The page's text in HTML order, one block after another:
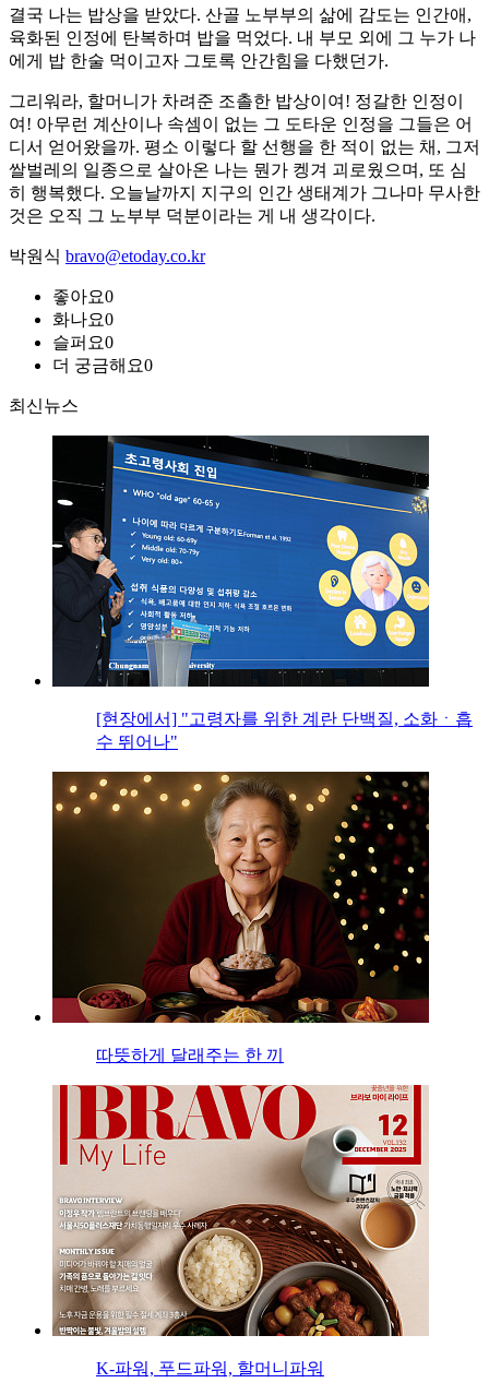
결국 나는 밥상을 받았다. 산골 노부부의 삶에 감도는 인간애,
육화된 인정에 탄복하며 밥을 먹었다. 내 부모 외에 그 누가 나
에게 밥 한술 먹이고자 그토록 안간힘을 다했던가.
그리워라, 할머니가 차려준 조촐한 밥상이여! 정갈한 인정이
여! 아무런 계산이나 속셈이 없는 그 도타운 인정을 그들은 어
디서 얻어왔을까. 평소 이렇다 할 선행을 한 적이 없는 채, 그저
쌀벌레의 일종으로 살아온 나는 뭔가 켕겨 괴로웠으며, 또 심
히 행복했다. 오늘날까지 지구의 인간 생태계가 그나마 무사한
것은 오직 그 노부부 덕분이라는 게 내 생각이다.
박원식 bravo@etoday.co.kr
좋아요0
화나요0
슬퍼요0
더 궁금해요0
최신뉴스
[현장에서] "고령자를 위한 계란 단백질, 소화ㆍ흡
수 뛰어나"
따뜻하게 달래주는 한 끼
K-파워, 푸드파워, 할머니파워